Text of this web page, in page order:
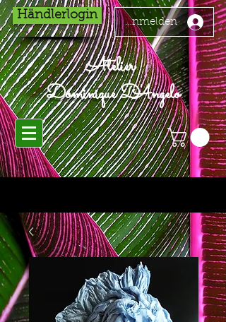
Händlerlogin
Anmelden
Atelier
Dominique D'Angelo